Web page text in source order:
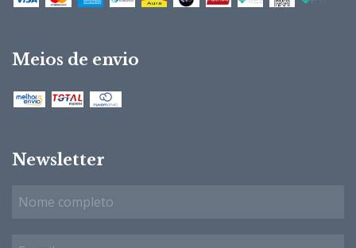
Meios de envio
Newsletter